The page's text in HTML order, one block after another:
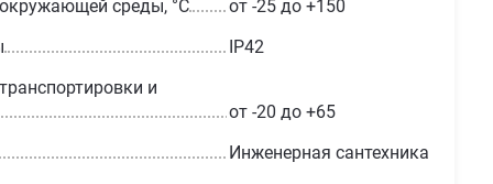
среды, °С
от -25 до +150
IP42
и
от -20 до +65
Инженерная сантехника